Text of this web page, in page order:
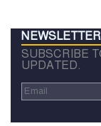
NEWSLETTER
SUBSCRIBE
UPDATED.